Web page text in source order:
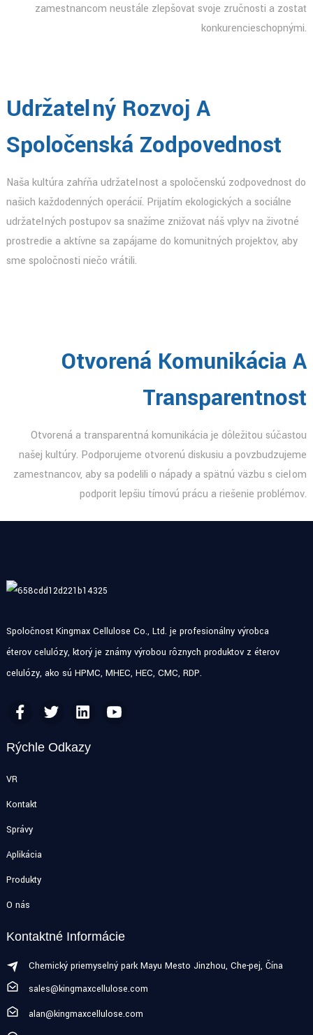
zamestnancom neustále zlepšovať svoje zručnosti a zostať
konkurencieschopnými.
Udržateľný Rozvoj A
Spoločenská Zodpovednosť
Naša kultúra zahŕňa udržateľnosť a spoločenskú zodpovednosť do
našich každodenných operácií. Prijatím ekologických a sociálne
udržateľných postupov sa snažíme znižovať náš vplyv na životné
prostredie a aktívne sa zapájame do komunitných projektov, aby
sme spoločnosti niečo vrátili.
Otvorená Komunikácia A
Transparentnosť
Otvorená a transparentná komunikácia je dôležitou súčasťou
našej kultúry. Podporujeme otvorenú diskusiu a povzbudzujeme
zamestnancov, aby sa podelili o nápady a spätnú väzbu s cieľom
podporiť lepšiu tímovú prácu a riešenie problémov.
Spoločnosť Kingmax Cellulose Co., Ltd. je profesionálny výrobca
éterov celulózy, ktorý je známy výrobou rôznych produktov z éterov
celulózy, ako sú HPMC, MHEC, HEC, CMC, RDP.
Rýchle Odkazy
VR
Kontakt
Správy
Aplikácia
Produkty
O nás
Kontaktné Informácie
Chemický priemyselný park Mayu Mesto Jinzhou, Che-pej, Čína
sales@kingmaxcellulose.com
alan@kingmaxcellulose.com